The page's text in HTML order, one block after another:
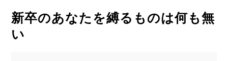
新卒のあなたを縛るものは何も無
い